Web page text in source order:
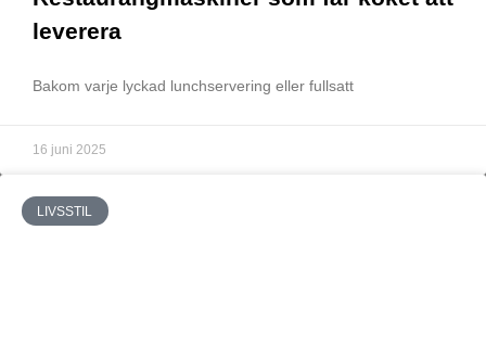
leverera
Bakom varje lyckad lunchservering eller fullsatt
16 juni 2025
LIVSSTIL